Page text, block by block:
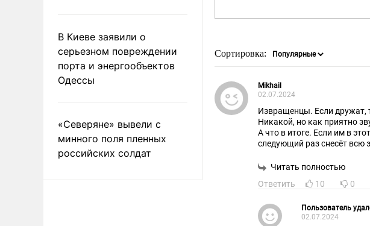
В Киеве заявили о
серьезном повреждении
порта и энергообъектов
Одессы
«Северяне» вывели с
минного поля пленных
российских солдат
Сортировка:
Mikhail
02.07.2024
Извращенцы. Если дружат,
Никакой, но как приятно
А что в итоге. Если им в
следующий раз снесёт всю
Читать полностью
Ответить
10 0
Пользователь
02.07.2024